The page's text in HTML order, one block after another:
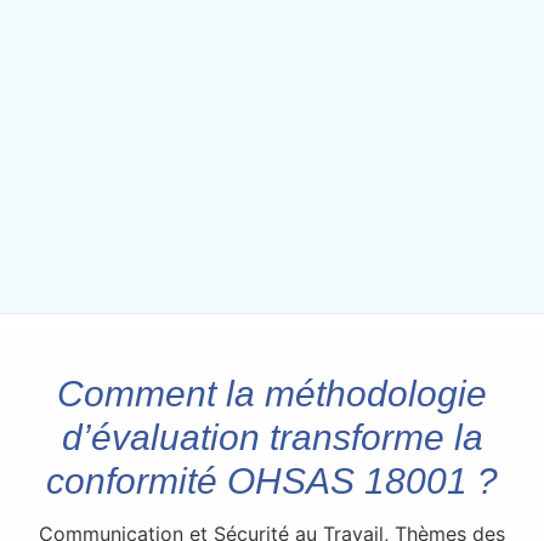
Comment la méthodologie
d’évaluation transforme la
conformité OHSAS 18001 ?
Communication et Sécurité au Travail, Thèmes des